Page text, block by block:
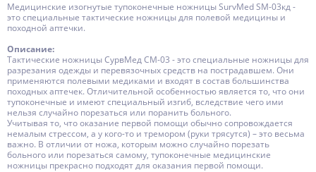
Медицинские изогнутые тупоконечные ножницы SurvMed SM-03кд -
это специальные тактические ножницы для полевой медицины и
походной аптечки.
Описание:
Тактические ножницы СурвМед СМ-03 - это специальные ножницы для
разрезания одежды и перевязочных средств на пострадавшем. Они
применяются полевыми медиками и входят в состав большинства
походных аптечек. Отличительной особенностью является то, что они
тупоконечные и имеют специальный изгиб, вследствие чего ими
нельзя случайно порезаться или поранить больного.
Учитывая то, что оказание первой помощи обычно сопровождается
немалым стрессом, а у кого-то и тремором (руки трясутся) – это весьма
важно. В отличии от ножа, которым можно случайно порезать
больного или порезаться самому, тупоконечные медицинские
ножницы прекрасно подходят для оказания первой помощи.